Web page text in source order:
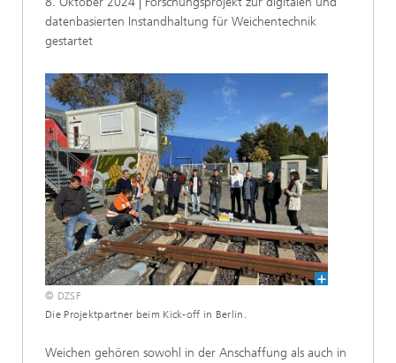
datenbasierten Instandhaltung für Weichentechnik
gestartet
© DZSF
Die Projektpartner beim Kick-off in Berlin.
Weichen gehören sowohl in der Anschaffung als auch in